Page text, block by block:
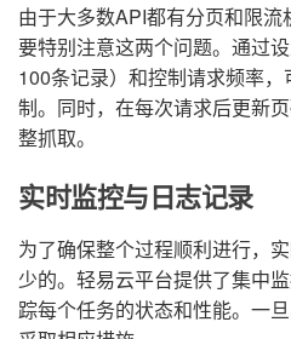
由于大多数API都有分页和限
要特别注意这两个问题。通过
100条记录）和控制请求频率
制。同时，在每次请求后更新
整抓取。
实时监控与日志记录
为了确保整个过程顺利进行，
少的。轻易云平台提供了集中
踪每个任务的状态和性能。一